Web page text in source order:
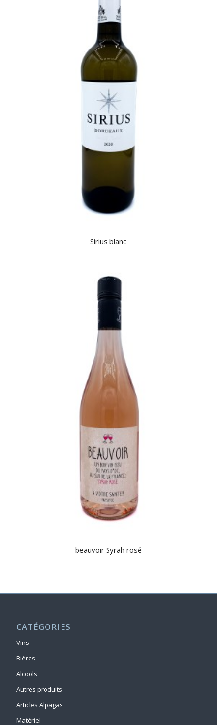
Sirius blanc
beauvoir Syrah rosé
CATÉGORIES
Vins
Bières
Alcools
Autres produits
Articles Alpagas
Matériel